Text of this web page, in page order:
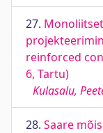
27.
reinforced
6, Tartu)
Kulasalu,
28. Saare